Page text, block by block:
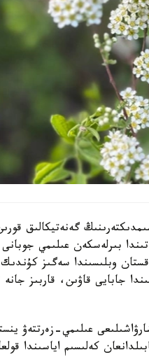
گەنەتيكالىق
بىرلەسكەن عىلىمي
وبلىسىندا سەگىز كۇندىك
جابايى قاۋىن، قاربىز
عىلىمي-زەرتتەۋ